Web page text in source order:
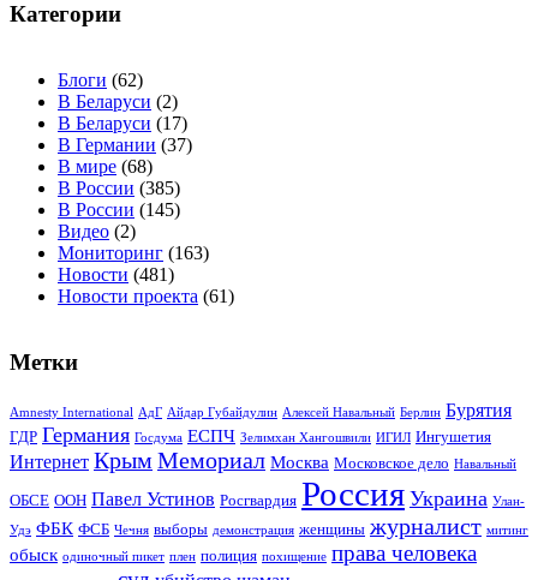
Категории
Блоги (62)
В Беларуси (2)
В Беларуси (17)
В Германии (37)
В мире (68)
В России (385)
В России (145)
Видео (2)
Мониторинг (163)
Новости (481)
Новости проекта (61)
Метки
Amnesty International АдГ Айдар Губайдулин Алексей Навальный Берлин Бурятия
ГДР Германия Госдума ЕСПЧ Зелимхан Хангошвили ИГИЛ Ингушетия
Интернет Крым Мемориал Москва Московское дело Навальный
ОБСЕ ООН Павел Устинов Росгвардия Россия Украина Улан-
Удэ ФБК ФСБ Чечня выборы демонстрация женщины журналист митинг
обыск одиночный пикет плен полиция похищение права человека